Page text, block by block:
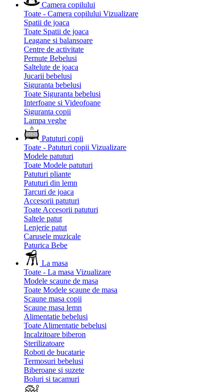
Camera copilului
Toate - Camera copilului Vizualizare
Spatii de joaca
Toate Spatii de joaca
Leagane si balansoare
Centre de activitate
Pernute Bebelusi
Saltelute de joaca
Jucarii bebelusi
Siguranta bebelusi
Toate Siguranta bebelusi
Interfoane si Videofoane
Siguranta copii
Lampa veghe
Patuturi copii
Toate - Patuturi copii Vizualizare
Modele patuturi
Toate Modele patuturi
Patuturi pliante
Patuturi din lemn
Tarcuri de joaca
Accesorii patuturi
Toate Accesorii patuturi
Saltele patut
Lenjerie patut
Carusele muzicale
Paturica Bebe
La masa
Toate - La masa Vizualizare
Modele scaune de masa
Toate Modele scaune de masa
Scaune masa copii
Scaune masa lemn
Alimentatie bebelusi
Toate Alimentatie bebelusi
Incalzitoare biberon
Sterilizatoare
Roboti de bucatarie
Termosuri bebelusi
Biberoane si suzete
Boluri si tacamuri